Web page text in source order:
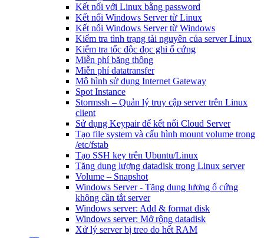
Kết nối với Linux bằng password
Kết nối Windows Server từ Linux
Kết nối Windows Server từ Windows
Kiểm tra tình trạng tài nguyên của server Linux
Kiểm tra tốc độc đọc ghi ổ cứng
Miễn phí băng thông
Miễn phí datatransfer
Mô hình sử dụng Internet Gateway
Spot Instance
Stormssh – Quản lý truy cập server trên Linux
client
Sử dụng Keypair để kết nối Cloud Server
Tạo file system và cấu hình mount volume trong
/etc/fstab
Tạo SSH key trên Ubuntu/Linux
Tăng dung lượng datadisk trong Linux server
Volume – Snapshot
Windows Server - Tăng dung lượng ổ cứng
không cần tắt server
Windows server: Add & format disk
Windows server: Mở rộng datadisk
Xử lý server bị treo do hết RAM